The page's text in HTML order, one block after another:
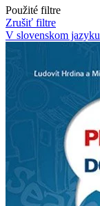
Použité filtre
Zrušiť filtre
V slovenskom jazyku